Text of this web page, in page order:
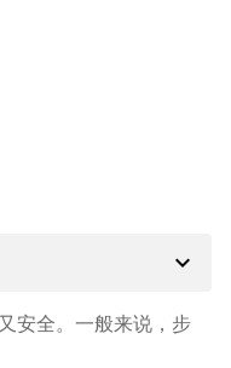
expand_more
安全。一般来说，步